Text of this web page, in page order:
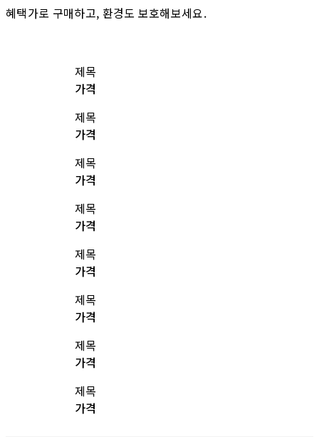
혜택가로 구매하고, 환경도 보호해보세요.
제목
가격
제목
가격
제목
가격
제목
가격
제목
가격
제목
가격
제목
가격
제목
가격